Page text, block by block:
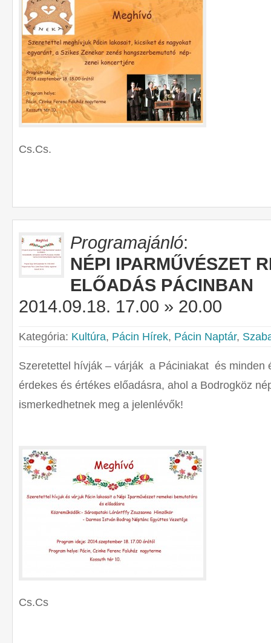
Cs.Cs.
Programajánló:
NÉPI IPARMŰVÉSZET
ELŐADÁS PÁCINBAN
2014.09.18. 17.00 » 20.00
Kategória: Kultúra, Pácin Hírek, Pácin Naptár,
Szeretettel hívják – várják a Páciniakat és minden
érdekes és értékes előadásra, ahol a Bodrogköz
ismerkedhetnek meg a jelenlévők!
Cs.Cs